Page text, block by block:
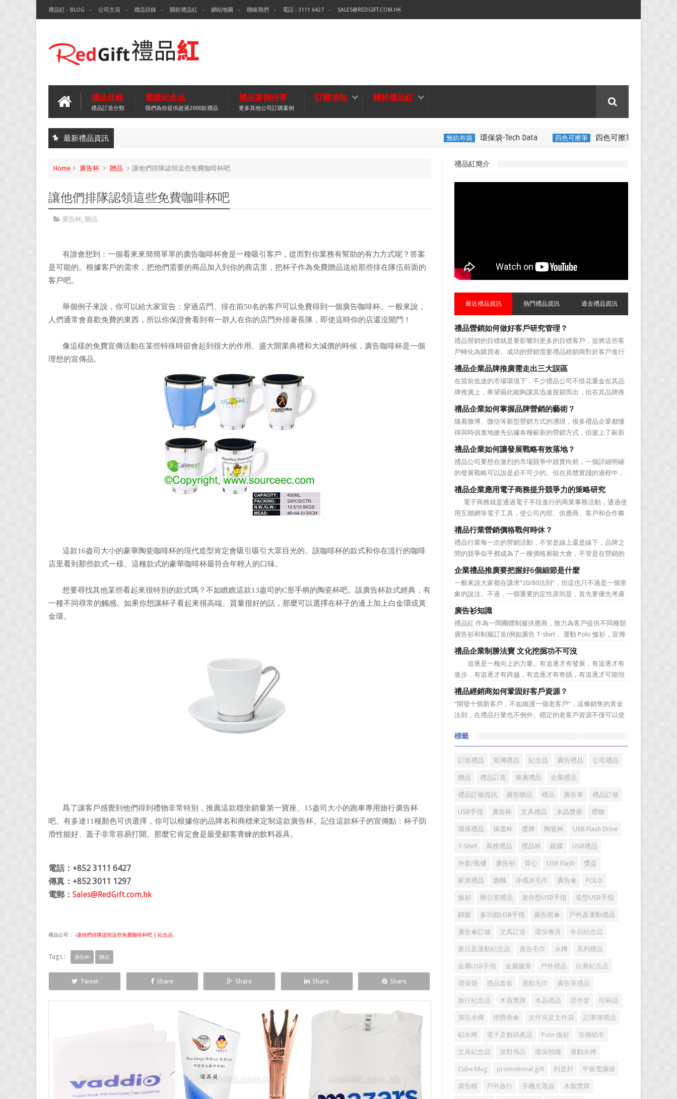
禮品紅 - BLOG 公司主頁 禮品目錄 關於禮品紅 網站地圖 聯絡我們 電話 : 3111 6427 SALES@REDGIFT.COM.HK
禮品目錄
禮品訂造分類
選購紀念品
我們為你提供超過2000款禮品
禮品案例分享
更多其他公司訂購案例
訂購須知 關於禮品紅
最新禮品資訊 環保袋-Tech Data 四色可擦筆 四色可擦筆-百通電纜 350ML 折疊矽膠
Home 廣告杯 贈品 讓他們排隊認領這些免費咖啡杯吧
讓他們排隊認領這些免費咖啡杯吧
廣告杯, 贈品
有誰會想到：一個看來來簡簡單單的廣告咖啡杯會是一種吸引客戶，從而對你業務有幫助的有力方式呢？答案
是可能的。根據客戶的需求，把他們需要的商品加入到你的商店里，把杯子作為免費贈品送給那些排在隊伍前面的
客戶吧。
舉個例子來說，你可以給大家宣告：穿過店門、排在前50名的客戶可以免費得到一個廣告咖啡杯。一般來說，
人們通常會喜歡免費的東西，所以你保證會看到有一群人在你的店門外排著長隊，即使這時你的店還沒開門！
像這樣的免費宣傳活動在某些特殊時節會起到很大的作用。盛大開業典禮和大減價的時候，廣告咖啡杯是一個
理想的宣傳品。
這款16盎司大小的豪華陶瓷咖啡杯的現代造型肯定會吸引吸引大眾目光的。該咖啡杯的款式和你在流行的咖啡
店里看到那些款式一樣。這種款式的豪華咖啡杯最符合年輕人的口味。
想要尋找其他某些看起來很特別的款式嗎？不如瞧瞧這款13盎司的C形手柄的陶瓷杯吧。該廣告杯款式經典，有
一種不同尋常的觸感。如果你想讓杯子看起來很高端、質量很好的話，那麼可以選擇在杯子的邊上加上白金環或黃
金環。
爲了讓客戶感覺到他們得到禮物非常特別，推薦這款穩坐銷量第一寶座、15盎司大小的跑車專用旅行廣告杯
吧。有多達11種顏色可供選擇，你可以根據你的品牌名和商標來定制這款廣告杯。記住這款杯子的宣傳點：杯子防
滑性能好、蓋子非常容易打開。那麼它肯定會是最受顧客青睞的飲料器具。
電話：+852 3111 6427
傳真：+852 3011 1297
電郵： Sales@RedGift.com.hk
禮品公司： -讓他們排隊認領這些免費咖啡杯吧 | 紀念品
Tags : 廣告杯 贈品
Tweet Share Share Share Share
禮品紅簡介
最近禮品資訊 熱門禮品資訊 過去禮品資訊
禮品營銷如何做好客戶研究管理？
禮品營銷的目標就是要影響到更多的目標客戶，並將這些客
戶轉化為購買者。成功的營銷需要禮品經銷商對於客戶進行
相應的分類，了解不同類型客戶的貢獻度，從而有的放矢的
制定相應的營銷對策，而這需要對於客戶研究方面更多地投
入，這不僅是銷售環節的事，也需要營銷管理策略的整體支
持。具體來說，有以下...
禮品企業品牌推廣需走出三大誤區
在當前低迷的市場環境下，不少禮品公司不惜花重金在其品
牌推廣上，希望藉此能夠讓其迅速脫穎而出，但在其品牌推
廣的營銷管理思路上，也有許多禮品企業走入了幾大誤區而
無法自拔，這其中，最為常見的誤區有： 誤區一：不清
楚品牌到底在表達什麼 很多禮品企業在推廣品牌之前，
不知道到...
禮品企業如何掌握品牌營銷的藝術？
隨着微博、微信等新型營銷方式的湧現，很多禮品企業都懂
得與時俱進地搶先佔據各種嶄新的營銷方式，但披上了嶄新
的營銷軀殼，卻沒有掌握營銷的靈魂。要知道，營銷真正的
價值不是將品牌鋪設到消費者眼前，而是將品牌印到消費者
心裡 與消費者的心理距離的拉近，並不是一朝一夕的事
情，需要做好持...
禮品企業如何讓發展戰略有效落地？
禮品公司要想在激烈的市場競爭中踏實向前，一個詳細明確
的發展戰略可以說是必不可少的。但在具體實踐的過程中，
如何將其貫徹執行也是一大難處。究其原因，一則是計劃不
如變化快，真的按戰略規划去做可能會帶來風險。二則是新
戰略往往與老闆的成功經驗不完全一致，原有路徑的依賴又
令人感到不執行戰略日...
禮品企業應用電子商務提升競爭力的策略研究
電子商務就是通過電子手段進行的商業事務活動，通過使
用互聯網等電子工具，使公司內部、供應商、客戶和合作夥
伴之間，利用電子業務共享信息，實現企業間業務流程的電
子化，配合企業內部的電子化生產管理系統，提高企業的生
產、庫存、流通和資金等各個環節的效率。它具有結構性、
動態性、社...
禮品行業營銷價格戰何時休？
禮品行業每一次的營銷活動，不管是線上還是線下，品牌之
間的競爭似乎都成為了一種價格廝殺大會，不管是在營銷的
主題推廣之中、產品的介紹之中還是旗艦店的推廣之中，“年
度最低”、“全網最低”等字眼標牌出處皆是。禮品公司都將消
費者的目光鎖定在了價格之上。禮品行業的營銷價格戰究竟
何時可以休止？...
企業禮品推廣要把握好6個細節是什麼
一般來說大家都在講求“20/80法則”，但這也只不過是一個形
象的說法。不過，一個重要的定性原則是，首先要優先考慮
縣級渠道成員，而後再兼顧地市級經銷商，最好是把二者的
積極性都調動起來。在這些禮品發放的過程中，在時間和時
機交錯上也要給與較多地考慮。從目前潤滑油產品推廣的常
見形式來看，...
廣告衫知識
禮品紅 作為一間團體制服供應商，致力為客戶提供不同種類
廣告衫和制服訂造(例如廣告 T-shirt， 運動 Polo 恤衫，宣傳
背心，風褸外套禮品，訂造球衣等)，從公司員工制服，到不
同宣傳活動用的制服。禮品紅都可以為客戶度身...
禮品企業制勝法寶 文化挖掘功不可沒
追逐是一種向上的力量。有追逐才有發展，有追逐才有
進步，有追逐才有跨越，有追逐才有奇蹟，有追逐才可能領
跑行業。在無數個春華秋實的歲月輪迴中，禮品這個年輕而
充滿朝氣的行業，沉澱了一批又一批的優秀企業，成就了一
批又一批的優秀企業家，他們因為不斷追逐而表現出的那份
精神和氣質不斷提升着...
禮品經銷商如何鞏固好客戶資源？
“開發十個新客戶，不如維護一個老客戶”，這條銷售的黃金
法則，在禮品行業也不例外。穩定的老客戶資源不僅可以使
方式。成功的經銷商是從保持並鞏固現有顧客的基礎上不斷
增加新顧客，這樣才能使銷售額越來越多，銷售業績越來越
好，老客戶的數量當...
標籤
訂造禮品 宣傳禮品 紀念品 廣告禮品 公司禮品
贈品 禮品訂造 推廣禮品 企業禮品
禮品訂做資訊 廣告贈品 禮品 廣告筆 禮品訂做
USB手指 廣告杯 文具禮品 水晶獎座 禮物
環保禮品 保溫杯 獎牌 陶瓷杯 USB Flash Drive
T-Shirt 商務禮品 禮品杯 銀碟 USB禮品
外套/風褸 廣告衫 背心 USB Flash 獎盃
家居禮品 旗幟 冷感冰毛巾 廣告傘 POLO
恤衫 辦公室禮品 迷你型USB手指 造型USB手指
錦旗 多功能USB手指 廣告雨傘 戶外及運動禮品
廣告傘訂做 文具訂造 環保餐具 冬日紀念品
夏日及運動紀念品 廣告毛巾 水樽 系列禮品
金屬USB手指 金屬徽章 戶外禮品 比賽紀念品
環保袋 禮品套裝 運動毛巾 廣告筆禮品
旅行紀念品 木盾獎牌 水晶禮品 證件套 印刷品
廣告水樽 摺疊雨傘 文件夾及文件袋 記事簿禮品
鋁水樽 電子及數碼產品 Polo 恤衫 宣傳紙巾
文具紀念品 派對用品 環保頸繩 運動水樽
Cube Mug promotional gift 利是封 平板電腦袋
廣告帽 戶外旅行 手機充電器 木製獎牌